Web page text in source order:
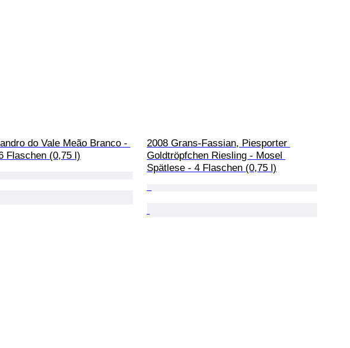
do Vale Meão Branco -
Flaschen (0,75 l)
2008 Grans-Fassian, Piesporter
Goldtröpfchen Riesling - Mosel
Spätlese - 4 Flaschen (0,75 l)